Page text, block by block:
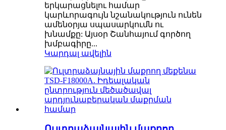
երկարացնելու համար
կարևորագույն նշանակություն ունեն
ամենօրյա սպասարկումն ու
խնամքը: Այսօր Շանհայում գործող
խմբագիրը...
Կարդալ ավելին